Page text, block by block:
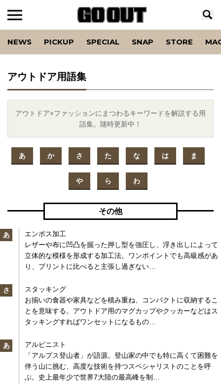
NEWS PICKUP SPECIAL SNAP STORE
アウトドア用語集
アウトドア×ファッションにまつわるキーワードを解説する用
語集。随時更新中！
あ か さ た な は ま
や ら わ
その他
あ
エンボス加工
レザーや布に凹凸を掘った押し型を強圧し、浮き出しによって
立体的な模様を形成する加工法。ワンポイントでも高級感があ
り、プリントに比べると主張し過ぎない…
さ
スタッキング
お揃いの食器や家具などを積み重ね、コンパクトに収納するこ
とを意味する。アウトドア用のマグカップやクッカーなどはス
タッキングすればワンセットになるもの…
あ
アルピニスト
「アルプス登山者」が語源。登山家の中でも特に高くて困難を
伴う山に挑む、高度な技術を持つスペシャリストのことを呼
ぶ。史上最年少で世界7大陸の最高峰を制…